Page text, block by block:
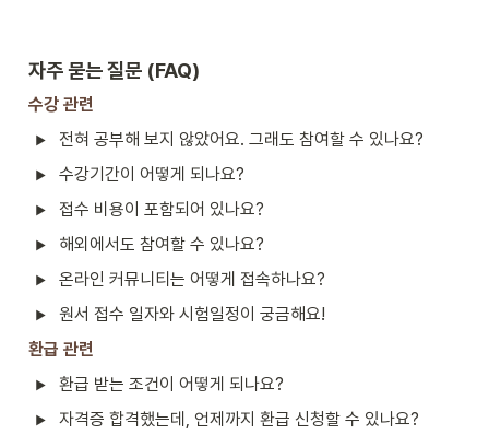
자주 묻는 질문 (FAQ)
수강 관련
전혀 공부해 보지 않았어요. 그래도 참여할 수 있나요?
수강기간이 어떻게 되나요?
접수 비용이 포함되어 있나요?
해외에서도 참여할 수 있나요?
온라인 커뮤니티는 어떻게 접속하나요?
원서 접수 일자와 시험일정이 궁금해요!
환급 관련
환급 받는 조건이 어떻게 되나요?
자격증 합격했는데, 언제까지 환급 신청할 수 있나요?